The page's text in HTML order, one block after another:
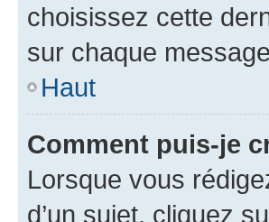
choisissez cette
sur chaque
Haut
Comment puis-je
Lorsque vous
d’un sujet, cliquez